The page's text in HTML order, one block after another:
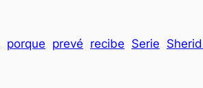
porque prevé recibe Serie